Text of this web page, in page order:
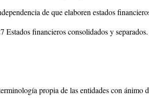
de que elaboren estados
Estados financieros consolidados y separados.
propia de las entidades con ánimo